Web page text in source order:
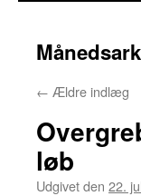
← Ældre indlæg
løb
Udgivet den 22.